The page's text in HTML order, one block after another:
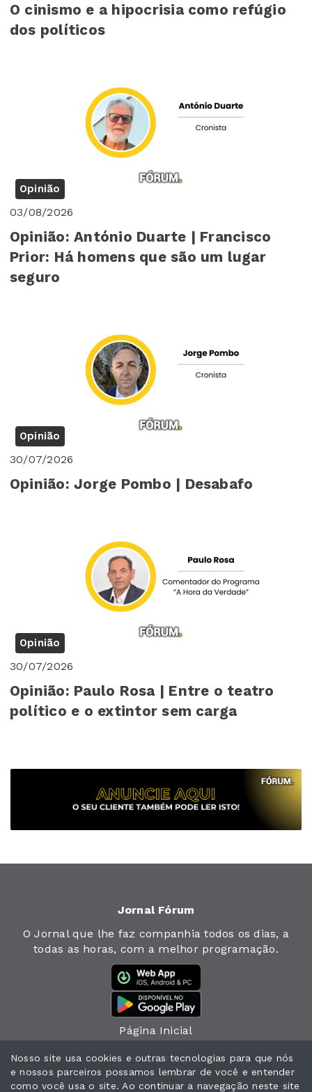
O cinismo e a hipocrisia como refúgio
dos políticos
Opinião
03/08/2026
Opinião: António Duarte | Francisco
Prior: Há homens que são um lugar
seguro
Opinião
30/07/2026
Opinião: Jorge Pombo | Desabafo
Opinião
30/07/2026
Opinião: Paulo Rosa | Entre o teatro
político e o extintor sem carga
Jornal Fórum
O Jornal que lhe faz companhia todos os dias, a
todas as horas, com a melhor programação.
Página Inicial
Jornal
Notícias
Nosso site usa cookies e outras tecnologias para que nós
e nossos parceiros possamos lembrar de você e entender
como você usa o site. Ao continuar a navegação neste site